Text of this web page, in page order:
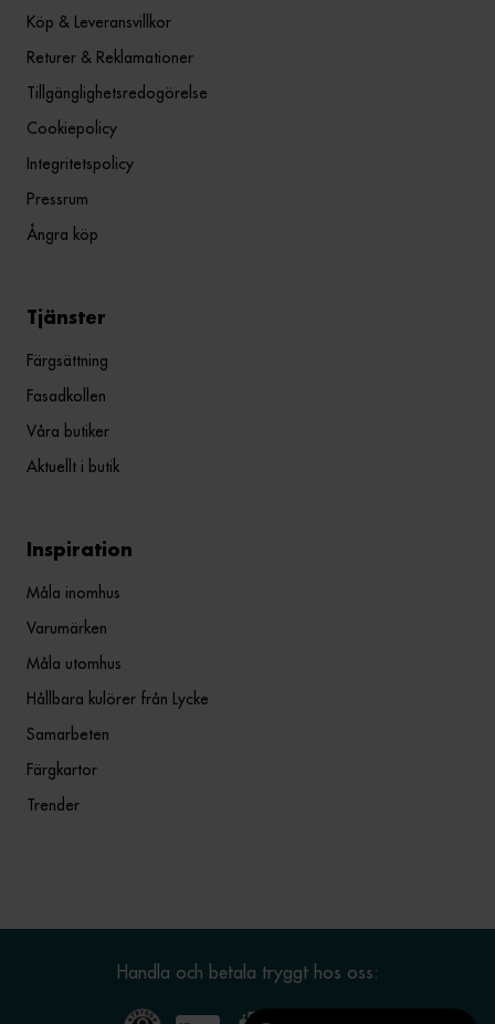
Köp & Leveransvillkor
Returer & Reklamationer
Tillgänglighetsredogörelse
Cookiepolicy
Integritetspolicy
Pressrum
Ångra köp
Tjänster
Färgsättning
Fasadkollen
Våra butiker
Aktuellt i butik
Inspiration
Måla inomhus
Varumärken
Måla utomhus
Hållbara kulörer från Lycke
Samarbeten
Färgkartor
Trender
Handla och betala tryggt hos oss: